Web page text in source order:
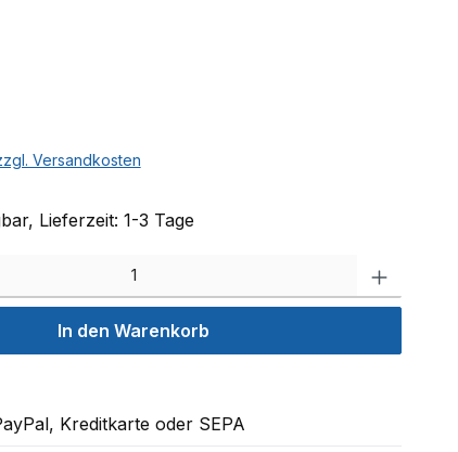
Versandkosten
Lieferzeit: 1-3 Tage
In den Warenkorb
Kreditkarte oder SEPA